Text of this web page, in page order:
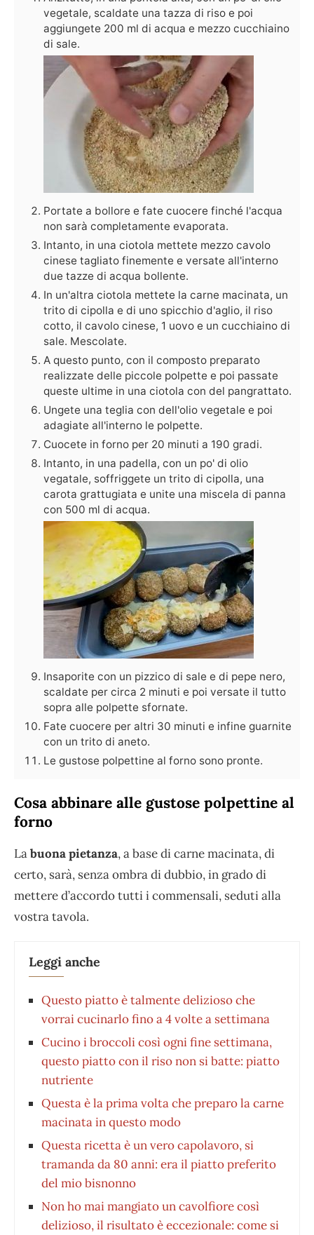
vegetale, scaldate una tazza di riso e poi
aggiungete 200 ml di acqua e mezzo cucchiaino
di sale.
Portate a bollore e fate cuocere finché l'acqua
non sarà completamente evaporata.
Intanto, in una ciotola mettete mezzo cavolo
cinese tagliato finemente e versate all'interno
due tazze di acqua bollente.
In un'altra ciotola mettete la carne macinata, un
trito di cipolla e di uno spicchio d'aglio, il riso
cotto, il cavolo cinese, 1 uovo e un cucchiaino di
sale. Mescolate.
A questo punto, con il composto preparato
realizzate delle piccole polpette e poi passate
queste ultime in una ciotola con del pangrattato.
Ungete una teglia con dell'olio vegetale e poi
adagiate all'interno le polpette.
Cuocete in forno per 20 minuti a 190 gradi.
Intanto, in una padella, con un po' di olio
vegatale, soffriggete un trito di cipolla, una
carota grattugiata e unite una miscela di panna
con 500 ml di acqua.
Insaporite con un pizzico di sale e di pepe nero,
scaldate per circa 2 minuti e poi versate il tutto
sopra alle polpette sfornate.
Fate cuocere per altri 30 minuti e infine guarnite
con un trito di aneto.
Le gustose polpettine al forno sono pronte.
Cosa abbinare alle gustose polpettine al
forno
Labuona pietanza, a base di carne macinata, di
certo, sarà, senza ombra di dubbio, in grado di
mettere d’accordo tutti i commensali, seduti alla
vostra tavola.
Leggi anche
Questo piatto è talmente delizioso che
vorrai cucinarlo fino a 4 volte a settimana
Cucino i broccoli così ogni fine settimana,
questo piatto con il riso non si batte: piatto
nutriente
Questa è la prima volta che preparo la carne
macinata in questo modo
Questa ricetta è un vero capolavoro, si
tramanda da 80 anni: era il piatto preferito
del mio bisnonno
Non ho mai mangiato un cavolfiore così
delizioso, il risultato è eccezionale: come si